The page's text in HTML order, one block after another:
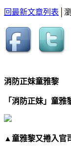
回最新文章列表 │
消防正妹童雅黎
「消防正妹」童
▲童雅黎又捲入官